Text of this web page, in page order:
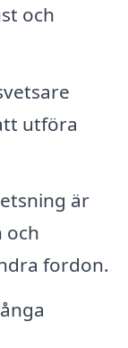
och
utföra
är
och
fordon.